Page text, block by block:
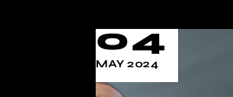
04
MAY 2024